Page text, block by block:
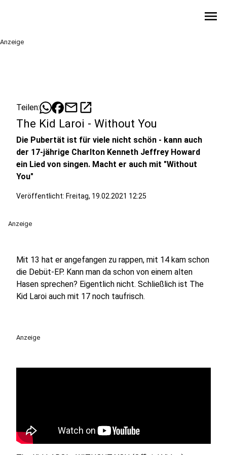
menu
Anzeige
Teilen: mailopen_in_new
The Kid Laroi - Without You
Die Pubertät ist für viele nicht schön - kann auch
der 17-jährige Charlton Kenneth Jeffrey Howard
ein Lied von singen. Macht er auch mit "Without
You"
Veröffentlicht: Freitag, 19.02.2021 12:25
Anzeige
Mit 13 hat er angefangen zu rappen, mit 14 kam schon
die Debüt-EP. Kann man da schon von einem alten
Hasen sprechen? Eigentlich nicht. Schließlich ist The
Kid Laroi auch mit 17 noch taufrisch.
Anzeige